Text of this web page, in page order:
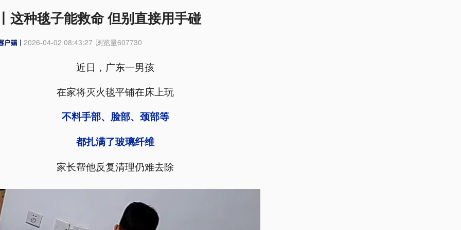
这种毯子能救命 但别直接用手碰
2026-04-02 08:43:27 浏览量607730
近日，广东一男孩
在家将灭火毯平铺在床上玩
不料手部、脸部、颈部等
都扎满了玻璃纤维
家长帮他反复清理仍难去除